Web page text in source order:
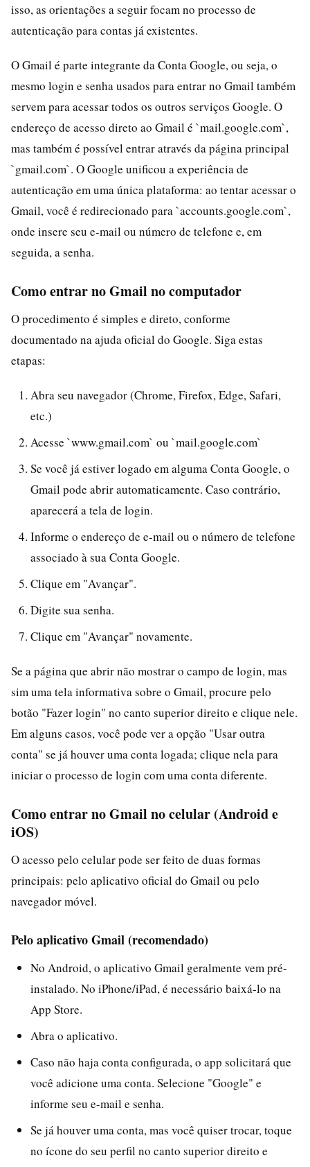
isso, as orientações a seguir focam no processo de
autenticação para contas já existentes.
O Gmail é parte integrante da Conta Google, ou seja, o
mesmo login e senha usados para entrar no Gmail também
servem para acessar todos os outros serviços Google. O
endereço de acesso direto ao Gmail é `mail.google.com`,
mas também é possível entrar através da página principal
`gmail.com`. O Google unificou a experiência de
autenticação em uma única plataforma: ao tentar acessar o
Gmail, você é redirecionado para `accounts.google.com`,
onde insere seu e-mail ou número de telefone e, em
seguida, a senha.
Como entrar no Gmail no computador
O procedimento é simples e direto, conforme
documentado na ajuda oficial do Google. Siga estas
etapas:
Abra seu navegador (Chrome, Firefox, Edge, Safari,
etc.)
Acesse `www.gmail.com` ou `mail.google.com`
Se você já estiver logado em alguma Conta Google, o
Gmail pode abrir automaticamente. Caso contrário,
aparecerá a tela de login.
Informe o endereço de e-mail ou o número de telefone
associado à sua Conta Google.
Clique em "Avançar".
Digite sua senha.
Clique em "Avançar" novamente.
Se a página que abrir não mostrar o campo de login, mas
sim uma tela informativa sobre o Gmail, procure pelo
botão "Fazer login" no canto superior direito e clique nele.
Em alguns casos, você pode ver a opção "Usar outra
conta" se já houver uma conta logada; clique nela para
iniciar o processo de login com uma conta diferente.
Como entrar no Gmail no celular (Android e
iOS)
O acesso pelo celular pode ser feito de duas formas
principais: pelo aplicativo oficial do Gmail ou pelo
navegador móvel.
Pelo aplicativo Gmail (recomendado)
No Android, o aplicativo Gmail geralmente vem pré-
instalado. No iPhone/iPad, é necessário baixá-lo na
App Store.
Abra o aplicativo.
Caso não haja conta configurada, o app solicitará que
você adicione uma conta. Selecione "Google" e
informe seu e-mail e senha.
Se já houver uma conta, mas você quiser trocar, toque
no ícone do seu perfil no canto superior direito e